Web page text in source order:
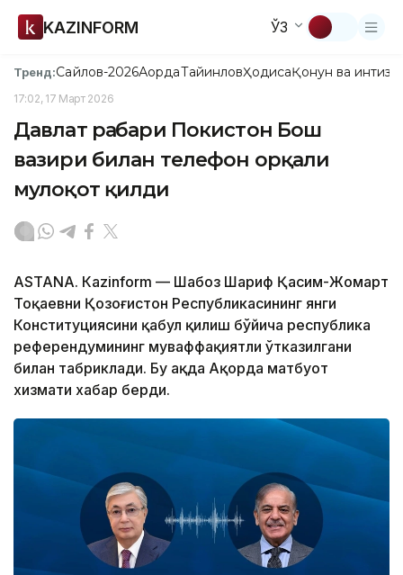
KAZINFORM ЎЗ
Тренд:Сайлов-2026АқордаТайинловҲодисаҚонун ва
17:02, 17 Март 2026
Давлат раҳбари Покистон Бош
вазири билан телефон орқали
мулоқот қилди
ASTANА. Каzinform — Шаҳбоз Шариф Қасим-Жомарт
Тоқаевни Қозоғистон Республикасининг янги
Конституциясини қабул қилиш бўйича республика
референдумининг муваффақиятли ўтказилгани
билан табриклади. Бу ҳақда Ақорда матбуот
хизмати хабар берди.